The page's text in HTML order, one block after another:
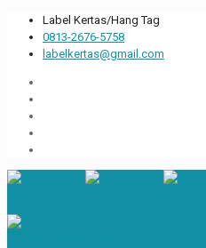
Label Kertas/Hang Tag
0813-2676-5758
labelkertas@gmail.com